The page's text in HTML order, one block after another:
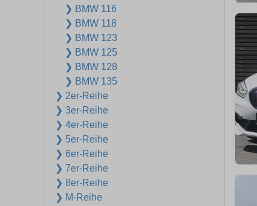
❯ BMW 116
❯ BMW 118
❯ BMW 123
❯ BMW 125
❯ BMW 128
❯ BMW 135
❯ 2er-Reihe
❯ 3er-Reihe
❯ 4er-Reihe
❯ 5er-Reihe
❯ 6er-Reihe
❯ 7er-Reihe
❯ 8er-Reihe
❯ M-Reihe